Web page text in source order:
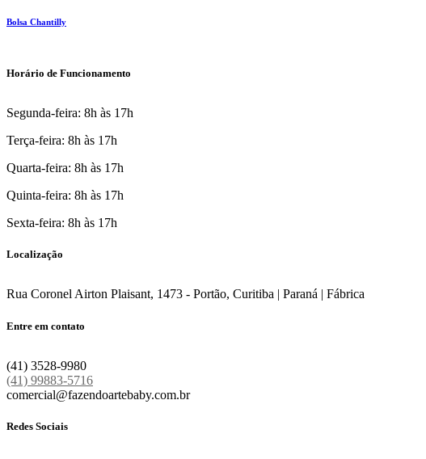
Bolsa Chantilly
Horário de Funcionamento
Segunda-feira: 8h às 17h
Terça-feira: 8h às 17h
Quarta-feira: 8h às 17h
Quinta-feira: 8h às 17h
Sexta-feira: 8h às 17h
Localização
Rua Coronel Airton Plaisant, 1473 - Portão, Curitiba | Paraná | Fábrica
Entre em contato
(41) 3528-9980
(41) 99883-5716
comercial@fazendoartebaby.com.br
Redes Sociais